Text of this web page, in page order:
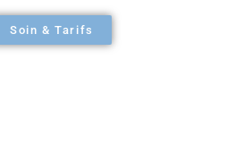
Soin & Tarifs